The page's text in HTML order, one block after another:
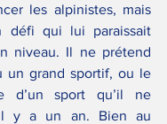
les alpinistes, mais
défi qui lui paraissait
niveau. Il ne prétend
un grand sportif, ou le
d’un sport qu’il ne
y a un an. Bien au